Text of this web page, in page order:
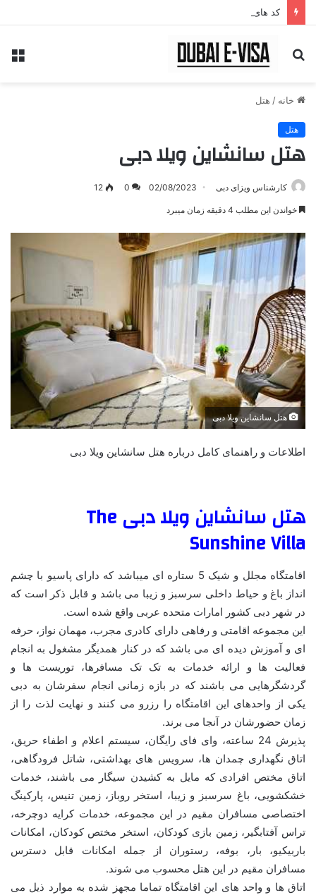
کد های تخفیف سایت
جستجو
خانه / هتل
هتل
هتل سانشاین ویلا دبی
کارشناس ویزای دبی 02/08/2023
0
12
خواندن این مطلب 4 دقیقه زمان میبرد
هتل سانشاین ویلا دبی
اطلاعات و راهنمای کامل درباره هتل سانشاین ویلا دبی
هتل سانشاین ویلا دبی The
Sunshine Villa
اقامتگاه مجلل و شیک 5 ستاره ای میباشد که دارای پاسیو با چشم‌
انداز باغ و حیاط داخلی سرسبز و زیبا می باشد و قابل ذکر است که
در شهر دبی کشور امارات متحده عربی واقع شده است.
این مجموعه اقامتی و رفاهی دارای کادری مجرب، مهمان نواز، حرفه
ای و آموزش دیده ای می باشد که در کنار همدیگر مشغول به انجام
فعالیت ها و ارائه خدمات به تک تک مسافرها، توریست ها و
گردشگرهایی می باشند که در بازه زمانی انجام سفرشان به دبی
یکی از واحدهای این اقامتگاه را رزرو می کنند و نهایت لذت را از
زمان حضورشان در آنجا می برند.
پذیرش 24 ساعته، وای فای رایگان، سیستم اعلام و اطفاء حریق،
اتاق نگهداری چمدان ها، سرویس های بهداشتی، شاتل فرودگاهی،
اتاق مختص افرادی که مایل به کشیدن سیگار می باشند، خدمات
خشکشویی، باغ سرسبز و زیبا، استخر روباز، زمین تنیس، پارکینگ
اختصاصی مسافران مقیم در این مجموعه، خدمات کرایه دوچرخه،
تراس آفتابگیر، زمین بازی کودکان، استخر مختص کودکان، امکانات
باربیکیو، بار، بوفه، رستوران از جمله امکانات قابل دسترس
مسافران مقیم در این هتل محسوب می شوند.
اتاق ها و واحد های این اقامتگاه تماما مجهز شده به موارد ذیل می